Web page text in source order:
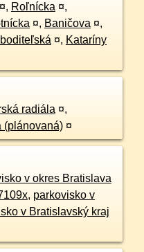
¤, Roľnícka ¤,
¤, Baničova ¤,
¤, Kataríny
radiála ¤,
(plánovaná) ¤
v okres Bratislava
, parkovisko v
v Bratislavský kraj